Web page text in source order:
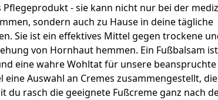
Pflegeprodukt - sie kann nicht nur bei der
sondern auch zu Hause in deine tägliche
Sie ist ein effektives Mittel gegen trockene
von Hornhaut hemmen. Ein Fußbalsam ist
eine wahre Wohltat für unsere
Auswahl an Cremes zusammengestellt,
du rasch die geeignete Fußcreme ganz nach